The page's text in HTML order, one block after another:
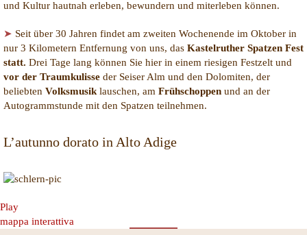
und Kultur hautnah erleben, bewundern und miterleben können.
➤ Seit über 30 Jahren findet am zweiten Wochenende im Oktober in
nur 3 Kilometern Entfernung von uns, das Kastelruther Spatzen Fest
statt. Drei Tage lang können Sie hier in einem riesigen Festzelt und
vor der Traumkulisse der Seiser Alm und den Dolomiten, der
beliebten Volksmusiklauschen, am Frühschoppen und an der
Autogrammstunde mit den Spatzen teilnehmen.
L’autunno dorato in Alto Adige
Play
mappa interattiva